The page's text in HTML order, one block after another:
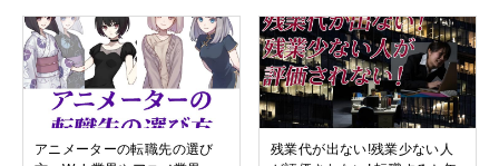
アニメーターの転職先の選び
残業代が出ない!残業少ない人